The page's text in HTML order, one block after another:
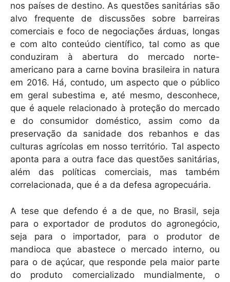
nos países de destino. As questões sanitárias são
alvo frequente de discussões sobre barreiras
comerciais e foco de negociações árduas, longas
e com alto conteúdo científico, tal como as que
conduziram à abertura do mercado norte-
americano para a carne bovina brasileira in natura
em 2016. Há, contudo, um aspecto que o público
em geral subestima e, até mesmo, desconhece,
que é aquele relacionado à proteção do mercado
e do consumidor doméstico, assim como da
preservação da sanidade dos rebanhos e das
culturas agrícolas em nosso território. Tal aspecto
aponta para a outra face das questões sanitárias,
além das políticas comerciais, mas também
correlacionada, que é a da defesa agropecuária.
A tese que defendo é a de que, no Brasil, seja
para o exportador de produtos do agronegócio,
seja para o importador, para o produtor de
mandioca que abastece o mercado interno, ou
para o de açúcar, que responde pela maior parte
do produto comercializado mundialmente, o